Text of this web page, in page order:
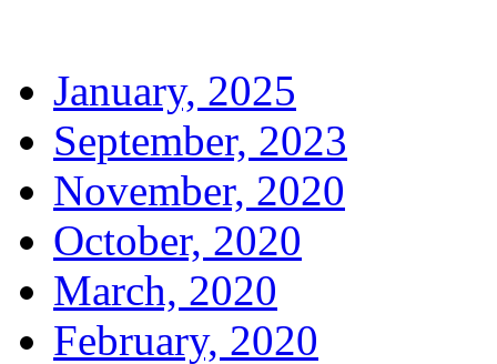
January, 2025
September, 2023
November, 2020
October, 2020
March, 2020
February, 2020